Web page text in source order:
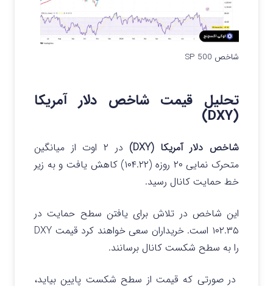
شاخص SP 500
تحلیل قیمت شاخص دلار آمریکا
(DXY)
شاخص دلار آمریکا (DXY)
در ۲ اوت از میانگین
متحرک نمایی ۲۰ روزه (۱۰۴.۲۲) کاهش یافت و به زیر
خط حمایت کانال رسید.
این شاخص در تلاش برای یافتن سطح حمایت در
۱۰۲.۳۵ است. خریداران سعی خواهند کرد قیمت DXY
را به سطح شکست کانال برسانند.
در صورتی که قیمت از سطح شکست پایین بیاید،